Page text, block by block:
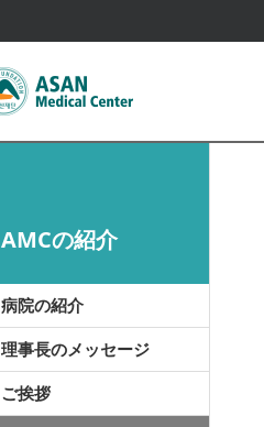
AMCの紹介
病院の紹介
理事長のメッセージ
ご挨拶